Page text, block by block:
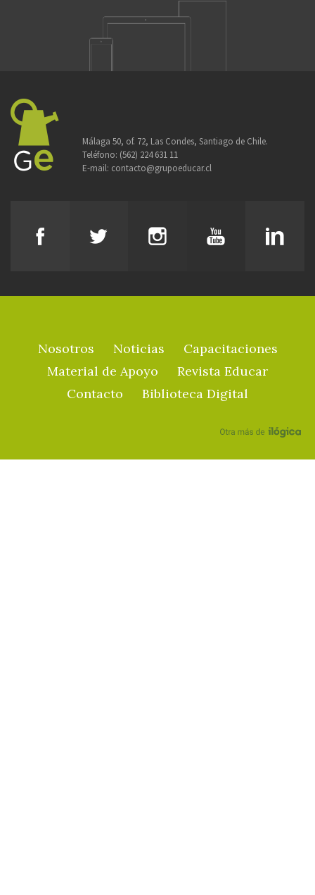
Málaga 50, of. 72, Las Condes, Santiago de Chile.
Teléfono: (562) 224 631 11
E-mail: contacto@grupoeducar.cl
Nosotros Noticias
Capacitaciones
Material de Apoyo
Revista Educar
Contacto
Biblioteca Digital